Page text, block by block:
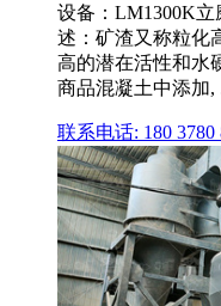
设备：LM1300K
述：矿渣又称粒化
高的潜在活性和水
商品混凝土中添加,
联系电话: 180 3780